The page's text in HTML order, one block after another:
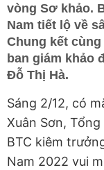
vòng Sơ khảo.
Nam tiết lộ về
Chung kết
ban giám khảo
Đỗ Thị Hà.
Sáng 2/12, có
Xuân Sơn,
BTC kiêm
Nam 2022 vui